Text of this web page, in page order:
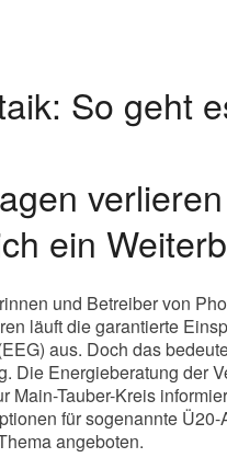
So geht
ein
und Betreiber von
läuft die garantierte
aus. Doch das
Die Energieberatung der
Main-Tauber-Kreis
für sogenannte
angeboten.